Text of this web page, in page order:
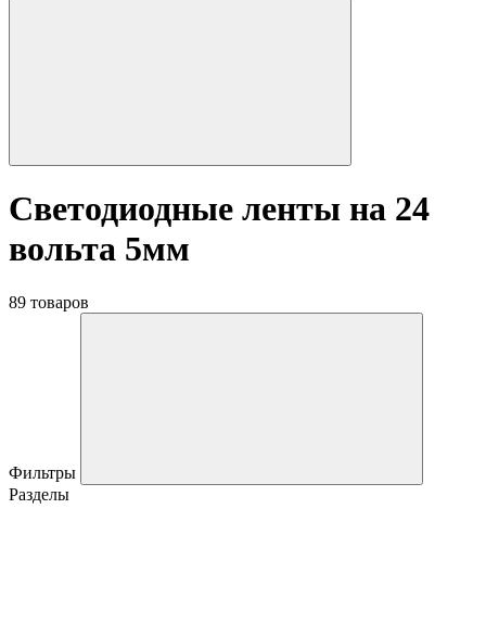
Светодиодные ленты на 24
вольта 5мм
89 товаров
Фильтры
Разделы